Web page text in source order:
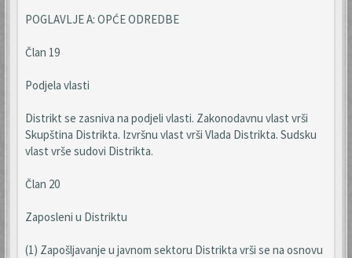
POGLAVLJE A: OPĆE ODREDBE
Član 19
Podjela vlasti
Distrikt se zasniva na podjeli vlasti. Zakonodavnu vlast vrši
Skupština Distrikta. Izvršnu vlast vrši Vlada Distrikta. Sudsku
vlast vrše sudovi Distrikta.
Član 20
Zaposleni u Distriktu
(1) Zapošljavanje u javnom sektoru Distrikta vrši se na osnovu